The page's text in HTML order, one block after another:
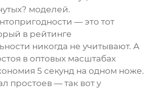
моделей.
— это тот
в рейтинге
никогда не учитывают. А
в оптовых масштабах
5 секунд на одном ноже.
простоев — так вот у